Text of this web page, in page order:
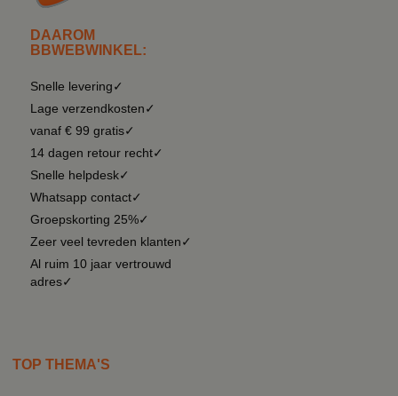
DAAROM
BBWEBWINKEL:
Snelle levering✓
Lage verzendkosten✓
vanaf € 99 gratis✓
14 dagen retour recht✓
Snelle helpdesk✓
Whatsapp contact✓
Groepskorting 25%✓
Zeer veel tevreden klanten✓
Al ruim 10 jaar vertrouwd
adres✓
TOP THEMA'S